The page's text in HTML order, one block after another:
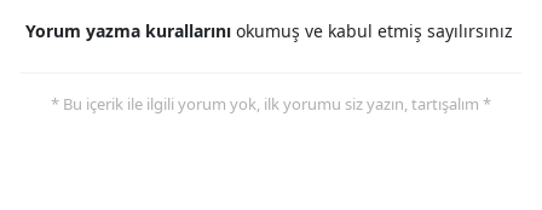
Yorum yazma kurallarını okumuş ve kabul etmiş sayılırsınız
* Bu içerik ile ilgili yorum yok, ilk yorumu siz yazın, tartışalım *